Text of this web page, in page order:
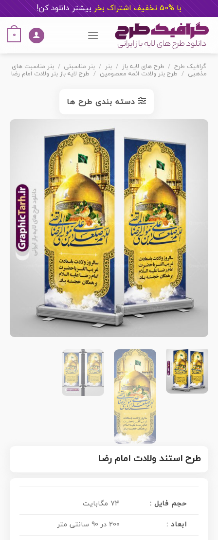
با %50 تخفیف اشتراک بخر بیشتر دانلود کن!
content
0
گرافیک طرح / طرح های لایه باز / بنر / بنر مناسبتی / بنر مناسبت های
مذهبی / طرح بنر ولادت ائمه معصومین / طرح لایه باز بنر ولادت امام رضا
دسته بندی طرح ها
طرح استند ولادت امام رضا
حجم فایل : 74 مگابایت
ابعاد : 200 در 90 سانتی متر